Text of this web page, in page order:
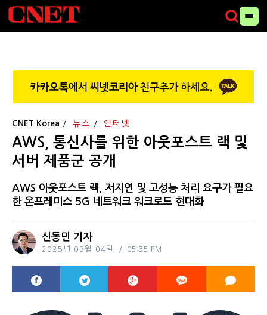
CNET Korea 뉴스 인터넷
AWS, 통신사를 위한 아웃포스트 랙 및
서버 제품군 공개
AWS 아웃포스트 랙, 저지연 및 고성능 처리 요구가 필요
한 온프레미스 5G 네트워크 워크로드 현대화
신동민 기자
2025년 03월 04일 05:35 PM